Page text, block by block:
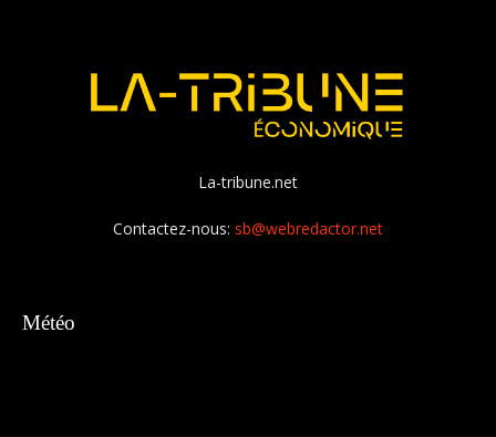
La-tribune.net
Contactez-nous: sb@webredactor.net
Météo